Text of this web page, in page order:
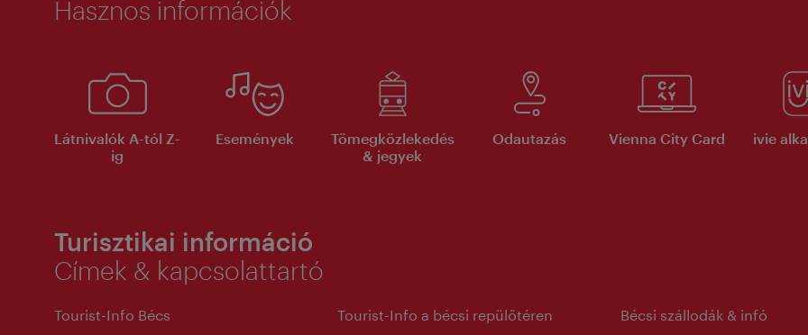
Hasznos információk
Látnivalók A-tól Z-
ig
Események
Tömegközlekedés
& jegyek
Odautazás Vienna City Card ivie
Turisztikai információ
Címek & kapcsolattartó
Tourist-Info Bécs Tourist-Info a bécsi repülőtéren Bécsi szállodák & infó